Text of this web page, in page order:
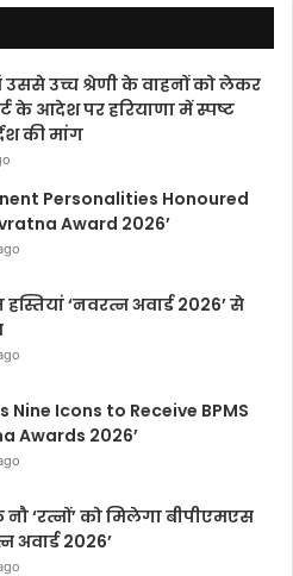
उससे उच्च श्रेणी के वाहनों को लेकर
के आदेश पर हरियाणा में स्पष्ट
की मांग
Personalities Honoured
Award 2026’
‘नवरत्न अवार्ड 2026’ से
Nine Icons to Receive BPMS
Awards 2026’
नौ ‘रत्नों’ को मिलेगा बीपीएमएस
अवार्ड 2026’